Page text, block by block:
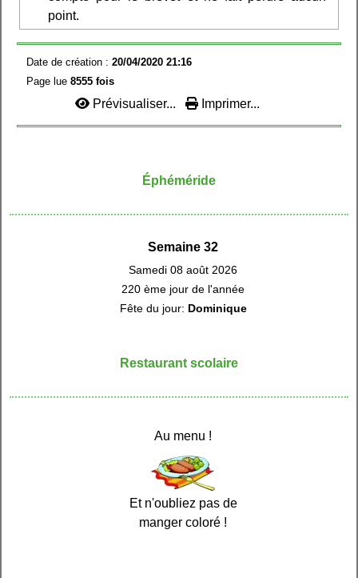
Éphéméride
Semaine 32
Samedi 08 août 2026
220 ème jour de l'année
Fête du jour: Dominique
Restaurant scolaire
Au menu !
Et n'oubliez pas de
manger coloré !
point.
Date de création : 20/04/2020 21:16
Page lue 8555 fois
Prévisualiser... Imprimer...